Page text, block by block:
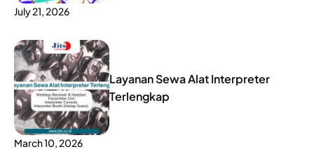
July 21, 2026
Layanan Sewa Alat Interpreter
Terlengkap
March 10, 2026